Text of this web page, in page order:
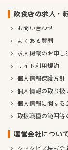
るコン
代表者 代表取
事業所 長野県
飲食店の求人・
お問い合わせ
よくある質問
求人掲載のお申し
サイト利用規約
個人情報保護方針
個人情報の取り扱
個人情報に関する
取扱職種の範囲等
運営会社につい
クックビズ株式会